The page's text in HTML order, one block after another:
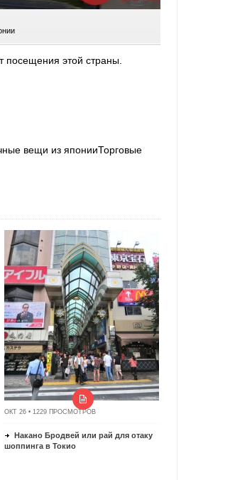
посещения этой страны.
вещи из японииТорговые
ОКТ 26 • 1229 ПРОСМОТРОВ
Накано Бродвей или рай для отаку
шоппинга в Токио